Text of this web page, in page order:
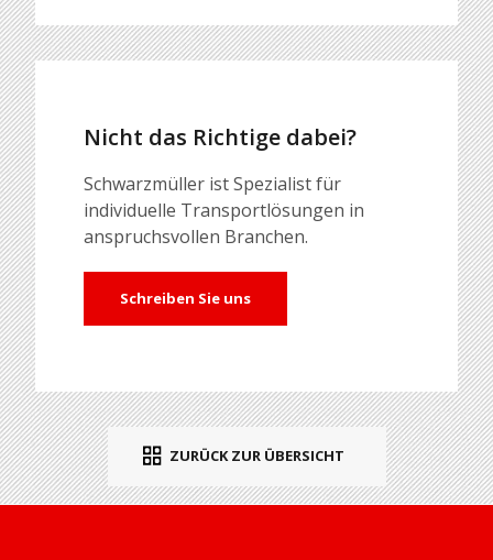
ZURÜCK ZUR ÜBERSICHT
Nicht das Richtige dabei?
Schwarzmüller ist Spezialist für
individuelle Transportlösungen in
anspruchsvollen Branchen.
Schreiben Sie uns